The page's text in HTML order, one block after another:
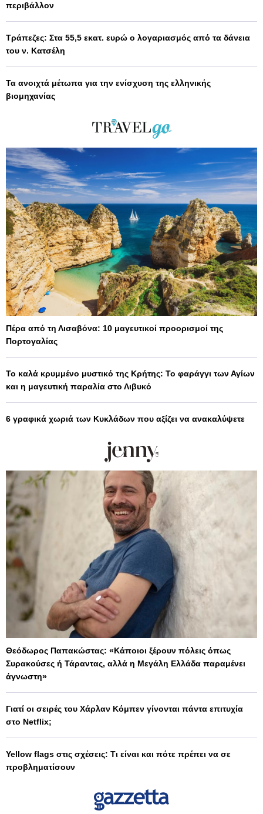
περιβάλλον
Τράπεζες: Στα 55,5 εκατ. ευρώ ο λογαριασμός από τα δάνεια
του ν. Κατσέλη
Τα ανοιχτά μέτωπα για την ενίσχυση της ελληνικής
βιομηχανίας
Πέρα από τη Λισαβόνα: 10 μαγευτικοί προορισμοί της
Πορτογαλίας
Το καλά κρυμμένο μυστικό της Κρήτης: Το φαράγγι των Αγίων
και η μαγευτική παραλία στο Λιβυκό
6 γραφικά χωριά των Κυκλάδων που αξίζει να ανακαλύψετε
Θεόδωρος Παπακώστας: «Κάποιοι ξέρουν πόλεις όπως
Συρακούσες ή Τάραντας, αλλά η Μεγάλη Ελλάδα παραμένει
άγνωστη»
Γιατί οι σειρές του Χάρλαν Κόμπεν γίνονται πάντα επιτυχία
στο Netflix;
Yellow flags στις σχέσεις: Τι είναι και πότε πρέπει να σε
προβληματίσουν